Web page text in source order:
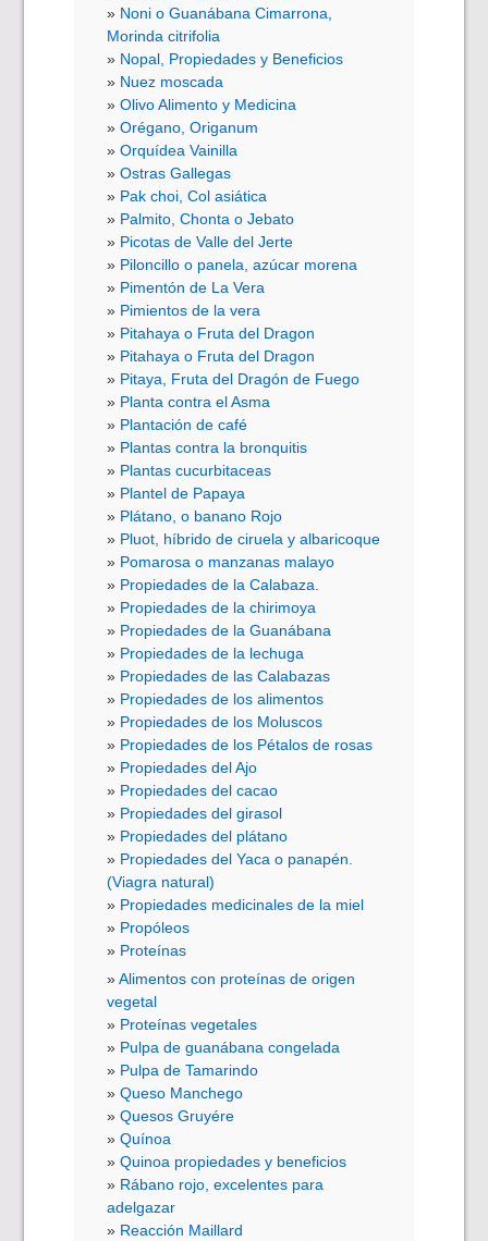
Noni o Guanábana Cimarrona,
Morinda citrifolia
Nopal, Propiedades y Beneficios
Nuez moscada
Olivo Alimento y Medicina
Orégano, Origanum
Orquídea Vainilla
Ostras Gallegas
Pak choi, Col asiática
Palmito, Chonta o Jebato
Picotas de Valle del Jerte
Piloncillo o panela, azúcar morena
Pimentón de La Vera
Pimientos de la vera
Pitahaya o Fruta del Dragon
Pitahaya o Fruta del Dragon
Pitaya, Fruta del Dragón de Fuego
Planta contra el Asma
Plantación de café
Plantas contra la bronquitis
Plantas cucurbitaceas
Plantel de Papaya
Plátano, o banano Rojo
Pluot, híbrido de ciruela y albaricoque
Pomarosa o manzanas malayo
Propiedades de la Calabaza.
Propiedades de la chirimoya
Propiedades de la Guanábana
Propiedades de la lechuga
Propiedades de las Calabazas
Propiedades de los alimentos
Propiedades de los Moluscos
Propiedades de los Pétalos de rosas
Propiedades del Ajo
Propiedades del cacao
Propiedades del girasol
Propiedades del plátano
Propiedades del Yaca o panapén.
(Viagra natural)
Propiedades medicinales de la miel
Propóleos
Proteínas
Alimentos con proteínas de origen
vegetal
Proteínas vegetales
Pulpa de guanábana congelada
Pulpa de Tamarindo
Queso Manchego
Quesos Gruyére
Quínoa
Quinoa propiedades y beneficios
Rábano rojo, excelentes para
adelgazar
Reacción Maillard